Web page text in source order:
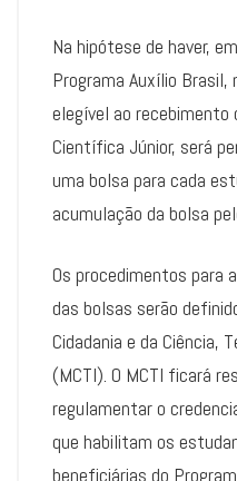
Na hipótese de haver,
Programa Auxílio
elegível ao recebimento
Científica Júnior, será
uma bolsa para cada
acumulação da bolsa
Os procedimentos para
das bolsas serão
Cidadania e da Ciência,
(MCTI). O MCTI ficará
regulamentar o
que habilitam os
beneficiárias do